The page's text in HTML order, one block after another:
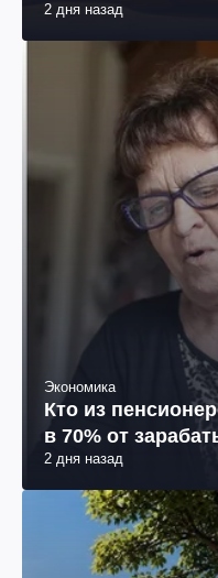
2 дня назад
Экономика
Кто из
в 70% от
2 дня назад